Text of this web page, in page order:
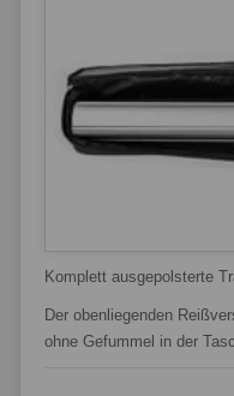
Komplett ausgepolsterte
Der obenliegenden
ohne Gefummel in der